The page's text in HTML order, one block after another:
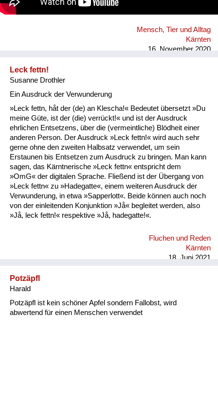
Mensch, Tier und Alltag
Kärnten
16. November 2020
Leck fettn!
Susanne Drothler
Ein Ausdruck der Verwunderung
»Leck fettn, håt der (de) an Klescha!« Bedeutet übersetzt »Du
meine Güte, ist der (die) verrückt!« und ist der Ausdruck
ehrlichen Entsetzens, über die (vermeintliche) Blödheit einer
anderen Person. Der Ausdruck »Leck fettn!« wird auch sehr
gerne ohne den zweiten Halbsatz verwendet, um sein
Erstaunen bis Entsetzen zum Ausdruck zu bringen. Man kann
sagen, das Kärntnerische »Leck fettn« entspricht dem
»OmG« der digitalen Sprache. Fließend ist der Übergang von
»Leck fettn« zu »Hadegatte«, einem weiteren Ausdruck der
Verwunderung, in etwa »Sapperlott«. Beide können auch noch
von der einleitenden Konjunktion »Jå« begleitet werden, also
»Jå, leck fettn!« respektive »Jå, hadegatte!«.
Fluchen und Reden
Kärnten
18. Juni 2021
Potzäpfl
Harald
Potzäpfl ist kein schöner Apfel sondern Fallobst, wird
abwertend für einen Menschen verwendet